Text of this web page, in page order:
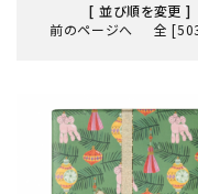
[ 並び順を変更 ]
前のページへ
全